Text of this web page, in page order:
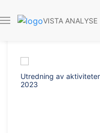
VISTA ANALYSE
Utredning av
2023